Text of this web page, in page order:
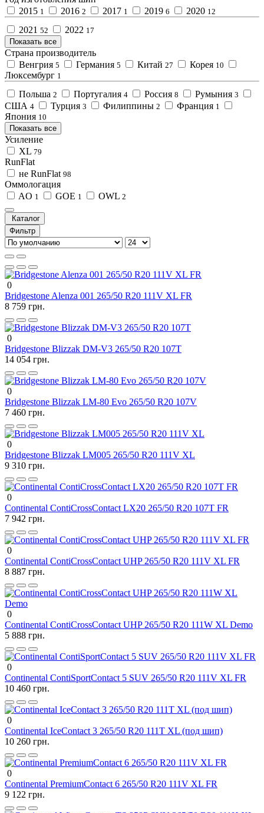
2015 1 2016 2 2017 1 2019 6 2020 12
2021 52 2022 17
Показать все
Страна производитель
Венгрия 5 Германия 5 Китай 27 Корея 10
Люксембург 1
Польша 2 Португалия 4 Россия 8 Румыния 3
США 4 Турция 3 Филиппины 2 Франция 1
Япония 10
Показать все
Усиление
XL 79
RunFlat
не RunFlat 98
Оммологация
AO 1 GOE 1 OWL 2
Каталог
Фильтр
0
Bridgestone Alenza 001 265/50 R20 111V XL FR
8 759 грн.
0
Bridgestone Blizzak DM-V3 265/50 R20 107T
14 054 грн.
0
Bridgestone Blizzak LM-80 Evo 265/50 R20 107V
7 460 грн.
0
Bridgestone Blizzak LM005 265/50 R20 111V XL
9 310 грн.
0
Continental ContiCrossContact LX20 265/50 R20 107T FR
7 942 грн.
0
Continental ContiCrossContact UHP 265/50 R20 111V XL FR
8 887 грн.
0
Continental ContiCrossContact UHP 265/50 R20 111W XL Demo
5 888 грн.
0
Continental ContiSportContact 5 SUV 265/50 R20 111V XL FR
10 460 грн.
0
Continental IceContact 3 265/50 R20 111T XL (под шип)
10 260 грн.
0
Continental PremiumContact 6 265/50 R20 111V XL FR
9 122 грн.